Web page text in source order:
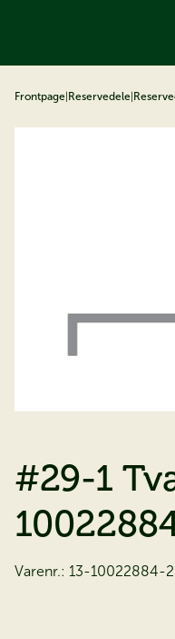
Frontpage Reservedele
#29-1
Varenr.: 13-10022884-